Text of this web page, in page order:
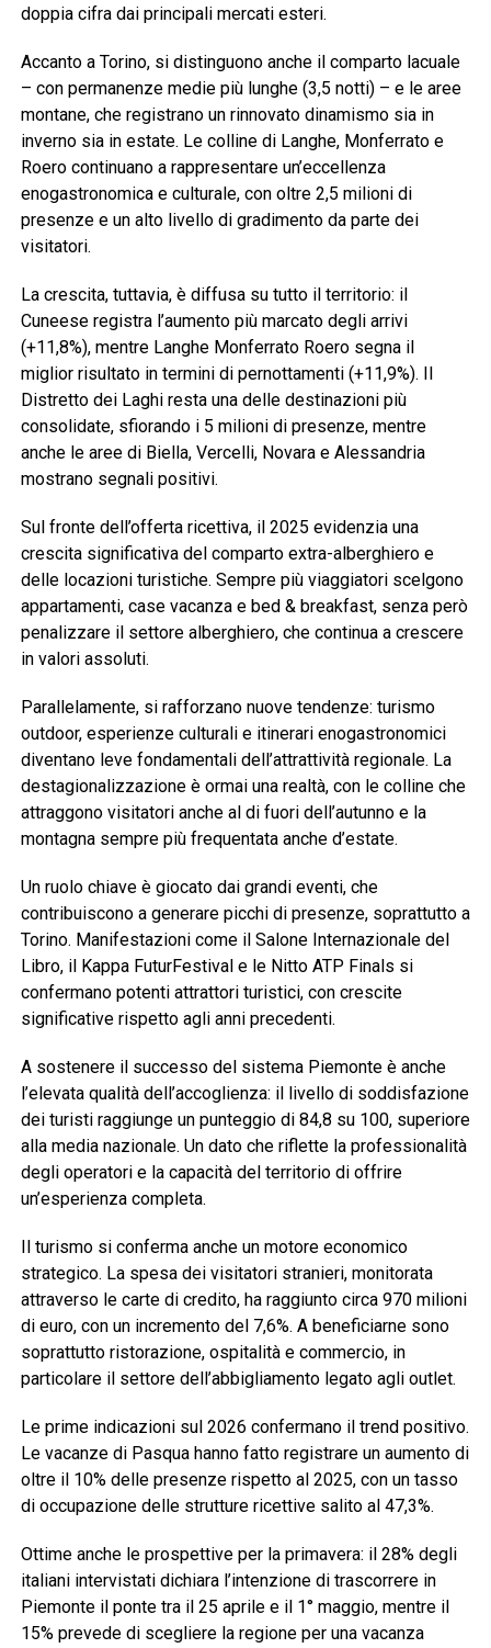
doppia cifra dai principali mercati esteri.
Accanto a Torino, si distinguono anche il comparto lacuale
– con permanenze medie più lunghe (3,5 notti) – e le aree
montane, che registrano un rinnovato dinamismo sia in
inverno sia in estate. Le colline di Langhe, Monferrato e
Roero continuano a rappresentare un’eccellenza
enogastronomica e culturale, con oltre 2,5 milioni di
presenze e un alto livello di gradimento da parte dei
visitatori.
La crescita, tuttavia, è diffusa su tutto il territorio: il
Cuneese registra l’aumento più marcato degli arrivi
(+11,8%), mentre Langhe Monferrato Roero segna il
miglior risultato in termini di pernottamenti (+11,9%). Il
Distretto dei Laghi resta una delle destinazioni più
consolidate, sfiorando i 5 milioni di presenze, mentre
anche le aree di Biella, Vercelli, Novara e Alessandria
mostrano segnali positivi.
Sul fronte dell’offerta ricettiva, il 2025 evidenzia una
crescita significativa del comparto extra-alberghiero e
delle locazioni turistiche. Sempre più viaggiatori scelgono
appartamenti, case vacanza e bed & breakfast, senza però
penalizzare il settore alberghiero, che continua a crescere
in valori assoluti.
Parallelamente, si rafforzano nuove tendenze: turismo
outdoor, esperienze culturali e itinerari enogastronomici
diventano leve fondamentali dell’attrattività regionale. La
destagionalizzazione è ormai una realtà, con le colline che
attraggono visitatori anche al di fuori dell’autunno e la
montagna sempre più frequentata anche d’estate.
Un ruolo chiave è giocato dai grandi eventi, che
contribuiscono a generare picchi di presenze, soprattutto a
Torino. Manifestazioni come il Salone Internazionale del
Libro, il Kappa FuturFestival e le Nitto ATP Finals si
confermano potenti attrattori turistici, con crescite
significative rispetto agli anni precedenti.
A sostenere il successo del sistema Piemonte è anche
l’elevata qualità dell’accoglienza: il livello di soddisfazione
dei turisti raggiunge un punteggio di 84,8 su 100, superiore
alla media nazionale. Un dato che riflette la professionalità
degli operatori e la capacità del territorio di offrire
un’esperienza completa.
Il turismo si conferma anche un motore economico
strategico. La spesa dei visitatori stranieri, monitorata
attraverso le carte di credito, ha raggiunto circa 970 milioni
di euro, con un incremento del 7,6%. A beneficiarne sono
soprattutto ristorazione, ospitalità e commercio, in
particolare il settore dell’abbigliamento legato agli outlet.
Le prime indicazioni sul 2026 confermano il trend positivo.
Le vacanze di Pasqua hanno fatto registrare un aumento di
oltre il 10% delle presenze rispetto al 2025, con un tasso
di occupazione delle strutture ricettive salito al 47,3%.
Ottime anche le prospettive per la primavera: il 28% degli
italiani intervistati dichiara l’intenzione di trascorrere in
Piemonte il ponte tra il 25 aprile e il 1° maggio, mentre il
15% prevede di scegliere la regione per una vacanza